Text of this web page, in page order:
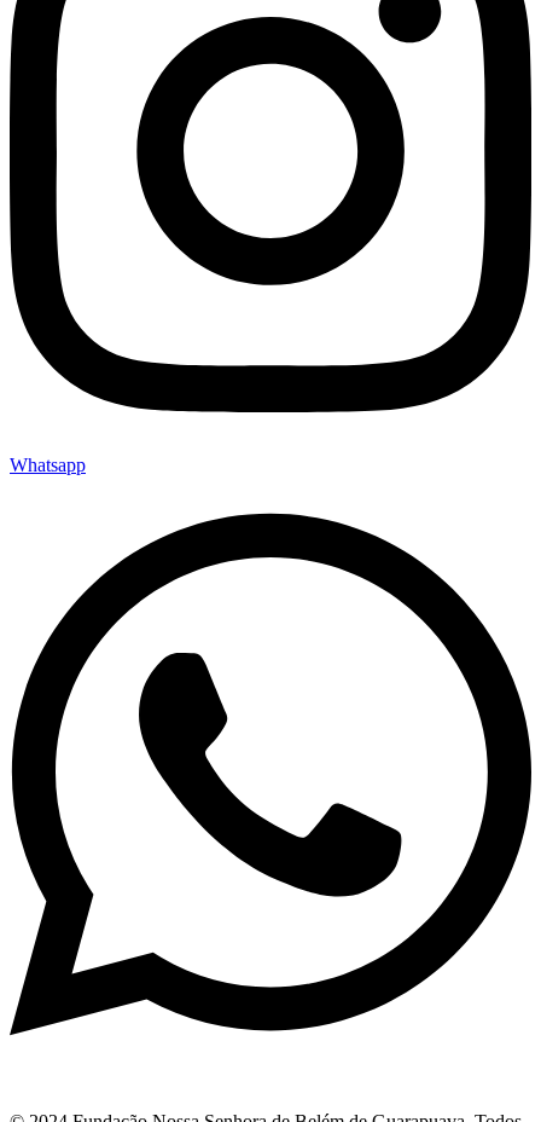
Whatsapp